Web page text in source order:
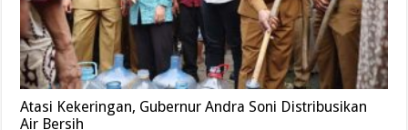
Atasi Kekeringan, Gubernur Andra Soni Distribusikan
Air Bersih